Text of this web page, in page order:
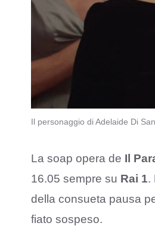
Il personaggio di Adelaide Di
La soap opera de Il
16.05 sempre su Rai 1.
della consueta pausa
fiato sospeso.